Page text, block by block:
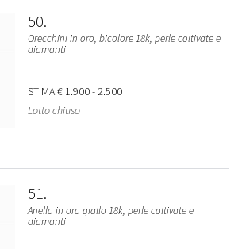
50
Orecchini in oro, bicolore 18k, perle coltivate e
diamanti
STIMA€ 1.900 - 2.500
Lotto chiuso
51
Anello in oro giallo 18k, perle coltivate e
diamanti